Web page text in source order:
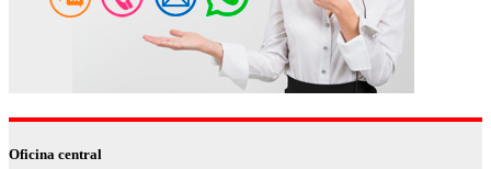
Oficina central